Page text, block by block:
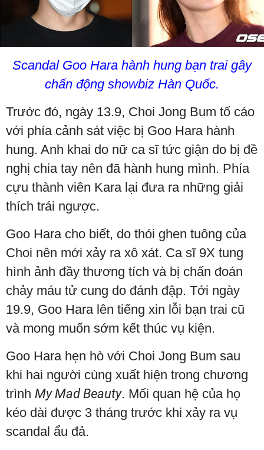
Scandal Goo Hara hành hung bạn trai gây
chấn động showbiz Hàn Quốc.
Trước đó, ngày 13.9, Choi Jong Bum tố cáo
với phía cảnh sát việc bị Goo Hara hành
hung. Anh khai do nữ ca sĩ tức giận do bị đề
nghị chia tay nên đã hành hung mình. Phía
cựu thành viên Kara lại đưa ra những giải
thích trái ngược.
Goo Hara cho biết, do thói ghen tuông của
Choi nên mới xảy ra xô xát. Ca sĩ 9X tung
hình ảnh đầy thương tích và bị chấn đoán
chảy máu tử cung do đánh đập. Tới ngày
19.9, Goo Hara lên tiếng xin lỗi bạn trai cũ
và mong muốn sớm kết thúc vụ kiện.
Goo Hara hẹn hò với Choi Jong Bum sau
khi hai người cùng xuất hiện trong chương
trình My Mad Beauty. Mối quan hệ của họ
kéo dài được 3 tháng trước khi xảy ra vụ
scandal ẩu đả.